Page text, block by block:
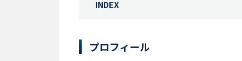
INDEX
プロフィール